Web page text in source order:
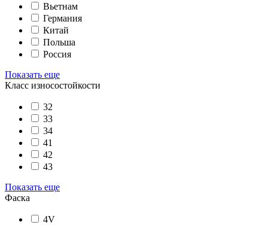
Вьетнам
Германия
Китай
Польша
Россия
Показать еще
Класс износостойкости
32
33
34
41
42
43
Показать еще
Фаска
4V